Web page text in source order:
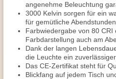
angenehme Beleuchtung
3000 Kelvin sorgen für ein
für gemütliche
Farbwiedergabe von 80 CRI
Farbdarstellung auch am
Dank der langen
die Leuchte ein
Das CE-Zertifikat steht für
Blickfang auf jedem Tisch